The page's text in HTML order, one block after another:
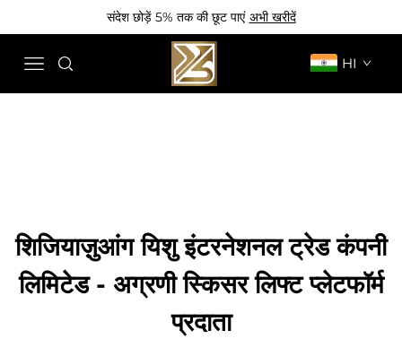
संदेश छोड़ें 5% तक की छूट पाएं अभी खरीदें
HI
शिजियाज़ुआंग यिशु इंटरनेशनल ट्रेड कंपनी
लिमिटेड - अग्रणी स्किसर लिफ्ट प्लेटफॉर्म
प्रदाता